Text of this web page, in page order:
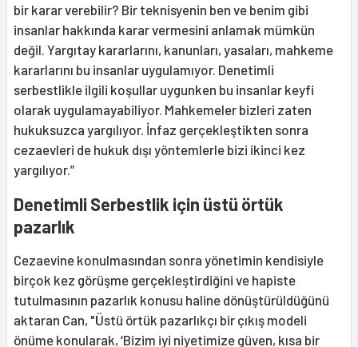
bir karar verebilir? Bir teknisyenin ben ve benim gibi
insanlar hakkında karar vermesini anlamak mümkün
değil. Yargıtay kararlarını, kanunları, yasaları, mahkeme
kararlarını bu insanlar uygulamıyor. Denetimli
serbestlikle ilgili koşullar uygunken bu insanlar keyfi
olarak uygulamayabiliyor. Mahkemeler bizleri zaten
hukuksuzca yargılıyor. İnfaz gerçekleştikten sonra
cezaevleri de hukuk dışı yöntemlerle bizi ikinci kez
yargılıyor.”
Denetimli Serbestlik için üstü örtük
pazarlık
Cezaevine konulmasından sonra yönetimin kendisiyle
birçok kez görüşme gerçekleştirdiğini ve hapiste
tutulmasının pazarlık konusu haline dönüştürüldüğünü
aktaran Can, "Üstü örtük pazarlıkçı bir çıkış modeli
önüme konularak, ‘Bizim iyi niyetimize güven, kısa bir